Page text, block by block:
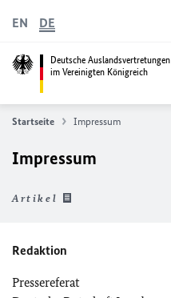
Deutsche Auslandsvertretungen
im Vereinigten Königreich
EN DE
Startseite Impressum
Impressum
Artikel
Redaktion
Pressereferat